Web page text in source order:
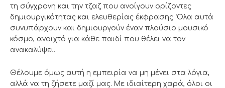
τη σύγχρονη και την τζαζ που ανοίγουν ορίζοντες
δημιουργικότητας και ελευθερίας έκφρασης. Όλα αυτά
συνυπάρχουν και δημιουργούν έναν πλούσιο μουσικό
κόσμο, ανοιχτό για κάθε παιδί που θέλει να τον
ανακαλύψει.
Θέλουμε όμως αυτή η εμπειρία να μη μένει στα λόγια,
αλλά να τη ζήσετε μαζί μας. Με ιδιαίτερη χαρά, όλοι οι